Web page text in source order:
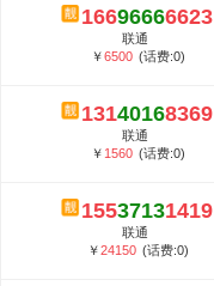
16696666623
联通
￥6500 (话费:0)
13140168369
联通
￥ 1560 (话费:0)
15537131419
联通
￥24150 (话费:0)